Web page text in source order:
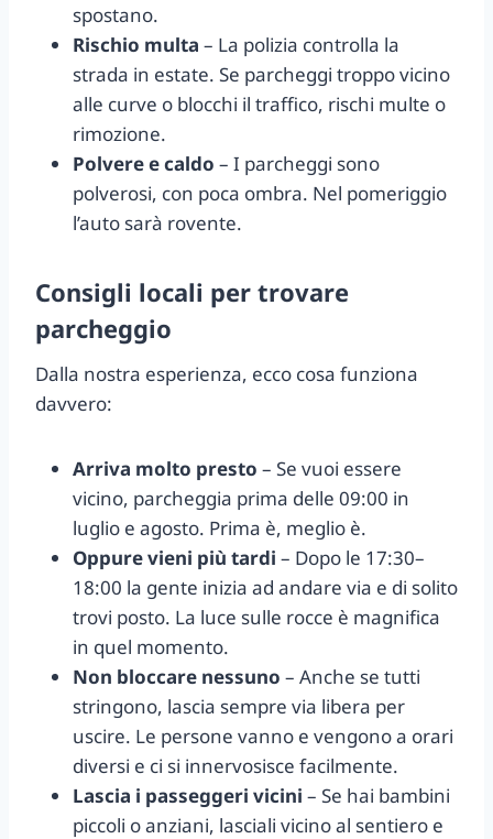
spostano.
Rischio multa – La polizia controlla la
strada in estate. Se parcheggi troppo vicino
alle curve o blocchi il traffico, rischi multe o
rimozione.
Polvere e caldo – I parcheggi sono
polverosi, con poca ombra. Nel pomeriggio
l’auto sarà rovente.
Consigli locali per trovare
parcheggio
Dalla nostra esperienza, ecco cosa funziona
davvero:
Arriva molto presto – Se vuoi essere
vicino, parcheggia prima delle 09:00 in
luglio e agosto. Prima è, meglio è.
Oppure vieni più tardi – Dopo le 17:30–
18:00 la gente inizia ad andare via e di solito
trovi posto. La luce sulle rocce è magnifica
in quel momento.
Non bloccare nessuno – Anche se tutti
stringono, lascia sempre via libera per
uscire. Le persone vanno e vengono a orari
diversi e ci si innervosisce facilmente.
Lascia i passeggeri vicini – Se hai bambini
piccoli o anziani, lasciali vicino al sentiero e